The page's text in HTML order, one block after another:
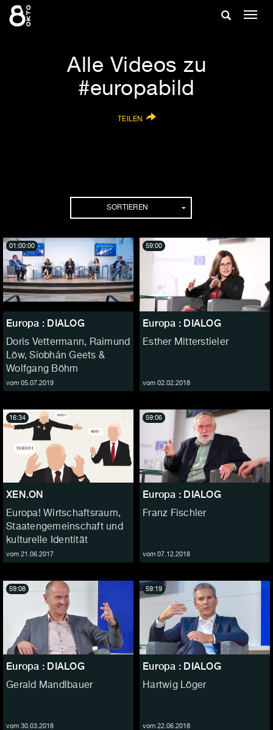
Zum
Inhalt
Suche
Alle Videos zu
#europabild
TEILEN
SORTIEREN
Europa : DIALOG
Doris Vettermann, Raimund
Löw, Siobhán Geets &
Wolfgang Böhm
vom 05.07.2019
01:00:00
Europa : DIALOG
Esther Mitterstieler
vom 02.02.2018
59:00
XEN.ON
Europa! Wirtschaftsraum,
Staatengemeinschaft und
kulturelle Identität
vom 21.06.2017
16:34
Europa : DIALOG
Franz Fischler
vom 07.12.2018
59:06
Europa : DIALOG
Gerald Mandlbauer
vom 30.03.2018
59:08
Europa : DIALOG
Hartwig Löger
vom 22.06.2018
59:19